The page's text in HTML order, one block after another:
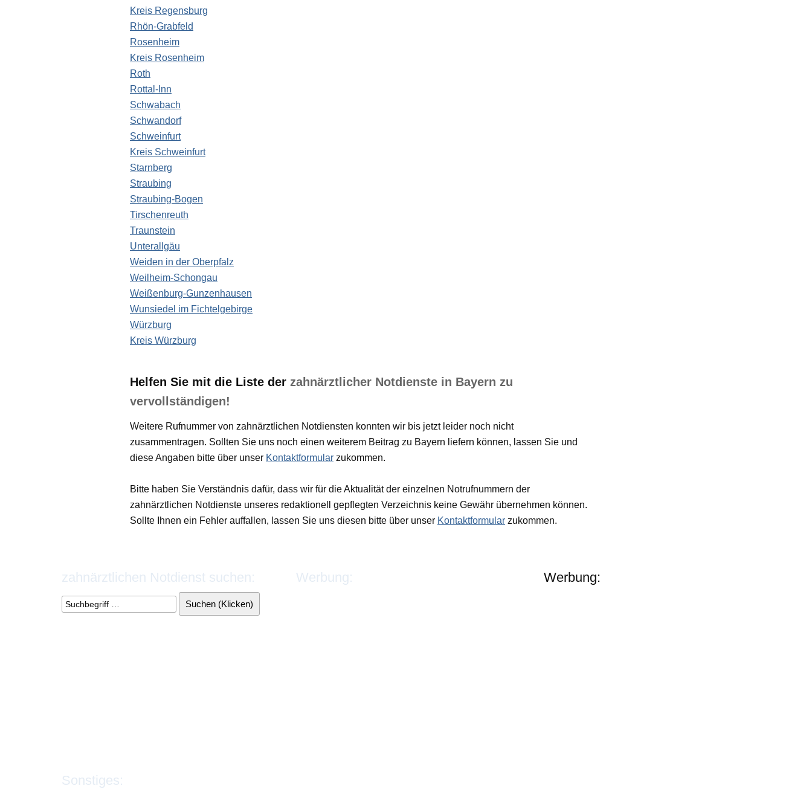
Kreis Regensburg
Rhön-Grabfeld
Rosenheim
Kreis Rosenheim
Roth
Rottal-Inn
Schwabach
Schwandorf
Schweinfurt
Kreis Schweinfurt
Starnberg
Straubing
Straubing-Bogen
Tirschenreuth
Traunstein
Unterallgäu
Weiden in der Oberpfalz
Weilheim-Schongau
Weißenburg-Gunzenhausen
Wunsiedel im Fichtelgebirge
Würzburg
Kreis Würzburg
Helfen Sie mit die Liste der zahnärztlicher Notdienste in Bayern zu
vervollständigen!
Weitere Rufnummer von zahnärztlichen Notdiensten konnten wir bis jetzt leider noch nicht
zusammentragen. Sollten Sie uns noch einen weiterem Beitrag zu Bayern liefern können, lassen Sie und
diese Angaben bitte über unser Kontaktformular zukommen.
Bitte haben Sie Verständnis dafür, dass wir für die Aktualität der einzelnen Notrufnummern der
zahnärztlichen Notdienste unseres redaktionell gepflegten Verzeichnis keine Gewähr übernehmen können.
Sollte Ihnen ein Fehler auffallen, lassen Sie uns diesen bitte über unser Kontaktformular zukommen.
Werbung:
zahnärztlichen Notdienst suchen: Werbung:
Sonstiges: